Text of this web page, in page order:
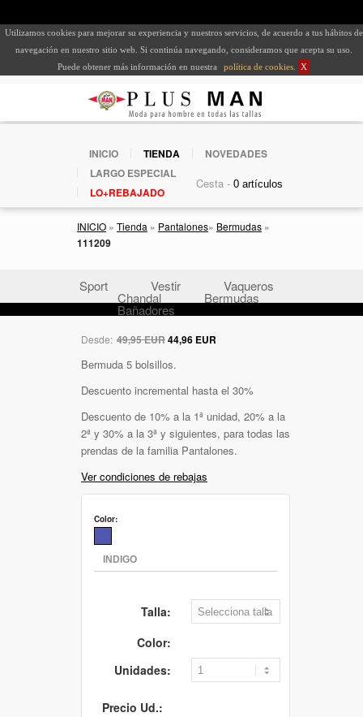
Utilizamos cookies para mejorar su experiencia y nuestros servicios, de acuerdo a tus hábitos de
navegación en nuestro sitio web. Si continúa navegando, consideramos que acepta su uso.
Puede obtener más información en nuestra
política de cookies X
INICIO TIENDA
NOVEDADES
LARGO ESPECIAL
LO+REBAJADO
Cesta -
INICIO » Tienda » Pantalones» Bermudas »
111209
Sport Vestir Vaqueros
Chandal Bermudas
Bañadores
Desde: 49,95 EUR44,96 EUR
Bermuda 5 bolsillos.
Descuento incremental hasta el 30%
Descuento de 10% a la 1ª unidad, 20% a la
2ª y 30% a la 3ª y siguientes, para todas las
prendas de la familia Pantalones.
Ver condiciones de rebajas
Color:
Talla:
Color:
Unidades:
Precio Ud.: